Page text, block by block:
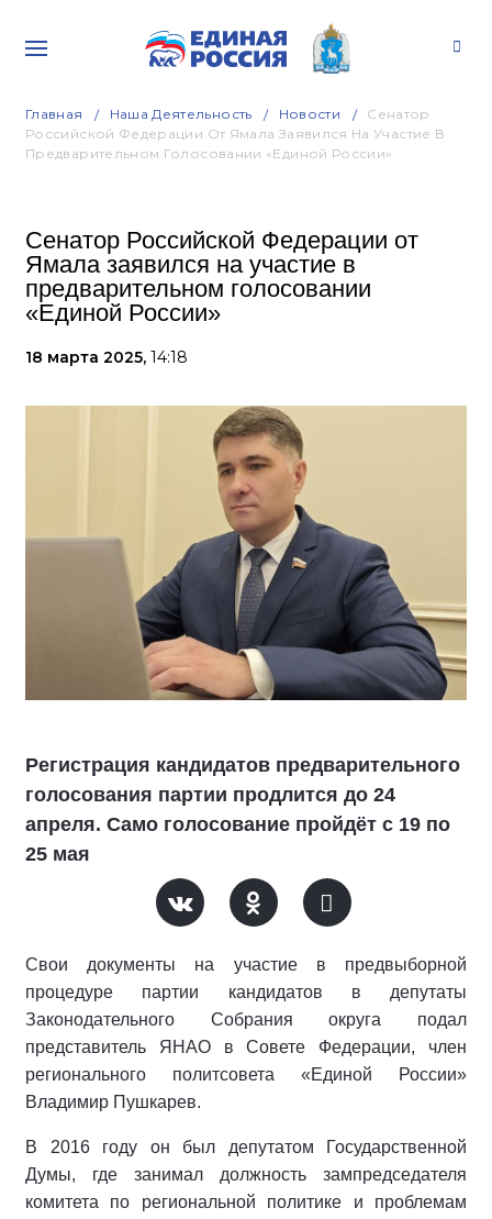
Главная Наша Деятельность Новости
Сенатор
Российской Федерации От Ямала Заявился На Участие В
Предварительном Голосовании «Единой России»
Сенатор Российской Федерации от
Ямала заявился на участие в
предварительном голосовании
«Единой России»
18 марта 2025, 14:18
Регистрация кандидатов предварительного
голосования партии продлится до 24
апреля. Само голосование пройдёт с 19 по
25 мая
Свои документы на участие в предвыборной
процедуре партии кандидатов в депутаты
Законодательного Собрания округа подал
представитель ЯНАО в Совете Федерации, член
регионального политсовета «Единой России»
Владимир Пушкарев.
В 2016 году он был депутатом Государственной
Думы, где занимал должность зампредседателя
комитета по региональной политике и проблемам